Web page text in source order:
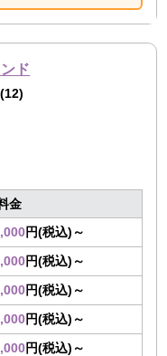
ド
(12)
金
円(税込)～
円(税込)～
円(税込)～
円(税込)～
円(税込)～